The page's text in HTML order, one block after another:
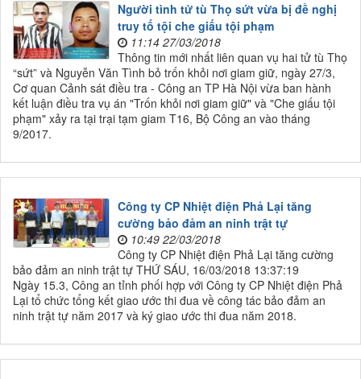
Người tình tử tù Thọ sứt vừa bị đề nghị
truy tố tội che giấu tội phạm
11:14 27/03/2018
Thông tin mới nhất liên quan vụ hai tử tù Thọ
“sứt” và Nguyễn Văn Tình bỏ trốn khỏi nơi giam giữ, ngày 27/3,
Cơ quan Cảnh sát điều tra - Công an TP Hà Nội vừa ban hành
kết luận điều tra vụ án "Trốn khỏi nơi giam giữ" và "Che giấu tội
phạm" xảy ra tại trại tạm giam T16, Bộ Công an vào tháng
9/2017.
Công ty CP Nhiệt điện Phả Lại tăng
cường bảo đảm an ninh trật tự
10:49 22/03/2018
Công ty CP Nhiệt điện Phả Lại tăng cường
bảo đảm an ninh trật tự THỨ SÁU, 16/03/2018 13:37:19
​Ngày 15.3, Công an tỉnh phối hợp với Công ty CP Nhiệt điện Phả
Lại tổ chức tổng kết giao ước thi đua về công tác bảo đảm an
ninh trật tự năm 2017 và ký giao ước thi đua năm 2018.